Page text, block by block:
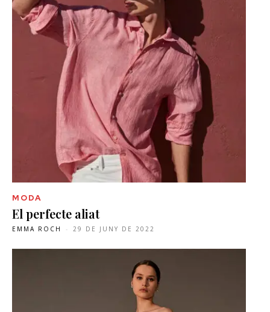
MODA
El perfecte aliat
EMMA ROCH - 29 DE JUNY DE 2022